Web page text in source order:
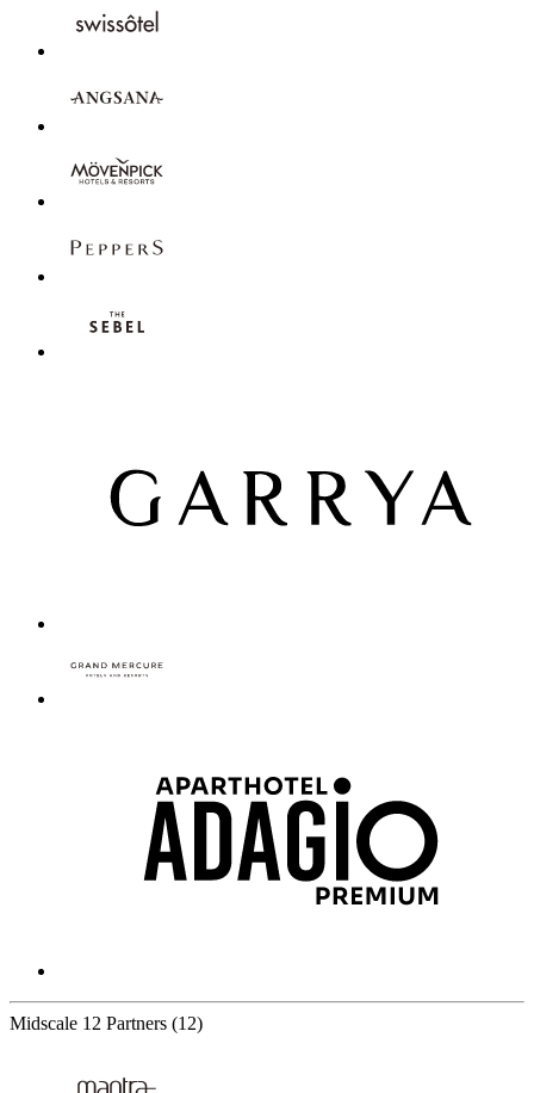
Midscale 12 Partners (12)